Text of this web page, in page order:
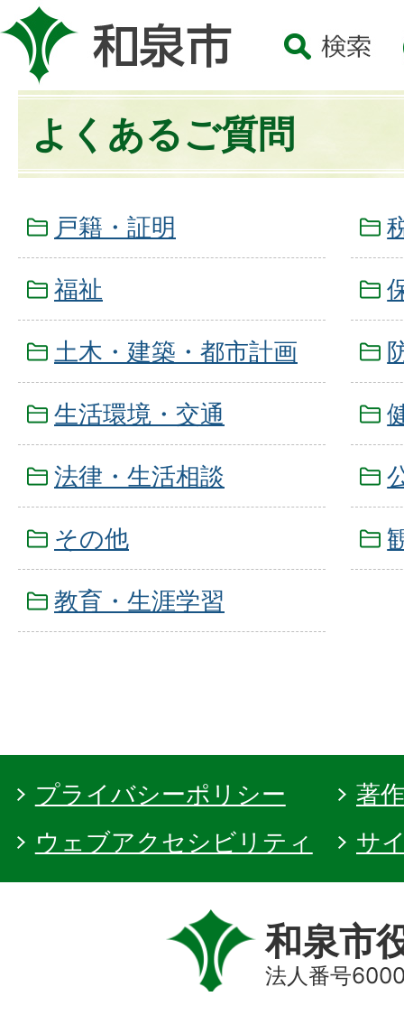
よくあるご質問
戸籍・証明
福祉
土木・建築・都市計画
生活環境・交通
法律・生活相談
その他
教育・生涯学習
プライバシーポリシー
著
ウェブアクセシビリティ
サ
和泉市
法人番号